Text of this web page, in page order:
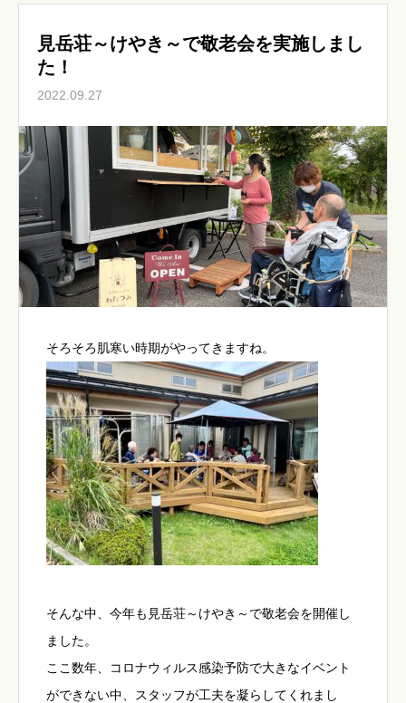
見岳荘～けやき～で敬老会を実施しまし
た！
2022.09.27
そろそろ肌寒い時期がやってきますね。
そんな中、今年も見岳荘～けやき～で敬老会を開催し
ました。
ここ数年、コロナウィルス感染予防で大きなイベント
ができない中、スタッフが工夫を凝らしてくれまし